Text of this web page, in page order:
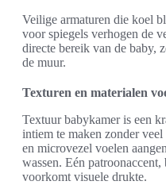
Veilige armaturen die koel
voor spiegels verhogen de
directe bereik van de baby,
de muur.
Texturen en materialen
Textuur babykamer is een
intiem te maken zonder
en microvezel voelen
wassen. Eén
voorkomt visuele drukte.